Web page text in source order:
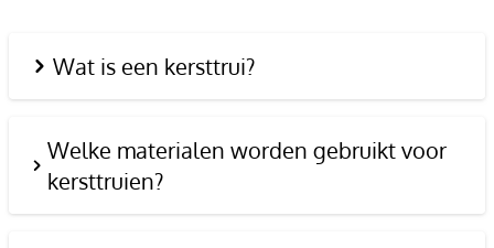
Wat is een kersttrui?
Welke materialen worden gebruikt voor
kersttruien?